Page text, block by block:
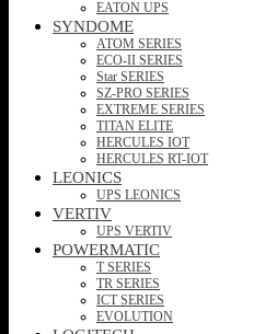
EATON UPS
SYNDOME
ATOM SERIES
ECO-II SERIES
Star SERIES
SZ-PRO SERIES
EXTREME SERIES
TITAN ELITE
HERCULES IOT
HERCULES RT-IOT
LEONICS
UPS LEONICS
VERTIV
UPS VERTIV
POWERMATIC
T SERIES
TR SERIES
ICT SERIES
EVOLUTION